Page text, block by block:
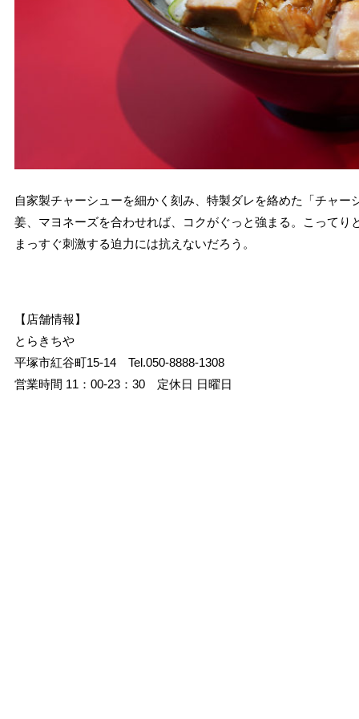
自家製チャーシューを細かく刻み、特製ダレを絡めた「チャ
姜、マヨネーズを合わせれば、コクがぐっと強まる。こって
まっすぐ刺激する迫力には抗えないだろう。
【店舗情報】
とらきちや
平塚市紅谷町15-14 Tel.050-8888-1308
営業時間 11：00-23：30 定休日 日曜日